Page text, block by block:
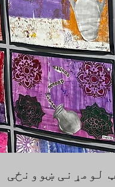
لومړنی ښوونځی